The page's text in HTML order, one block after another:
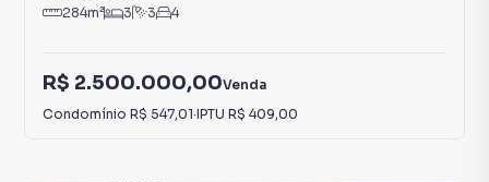
284m² 3 3 4
R$ 2.500.000,00Venda
Condomínio R$ 547,01·IPTU R$ 409,00